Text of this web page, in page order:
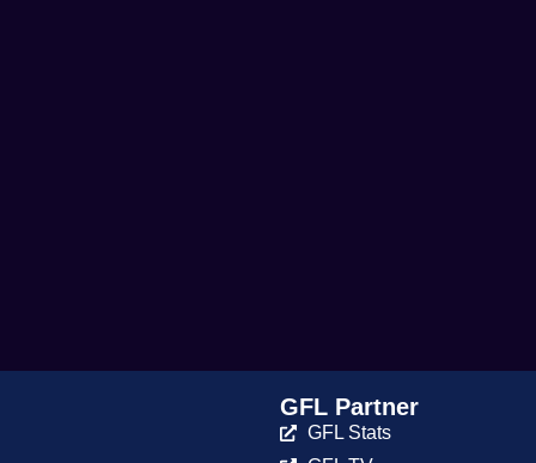
GFL Partner
GFL Stats